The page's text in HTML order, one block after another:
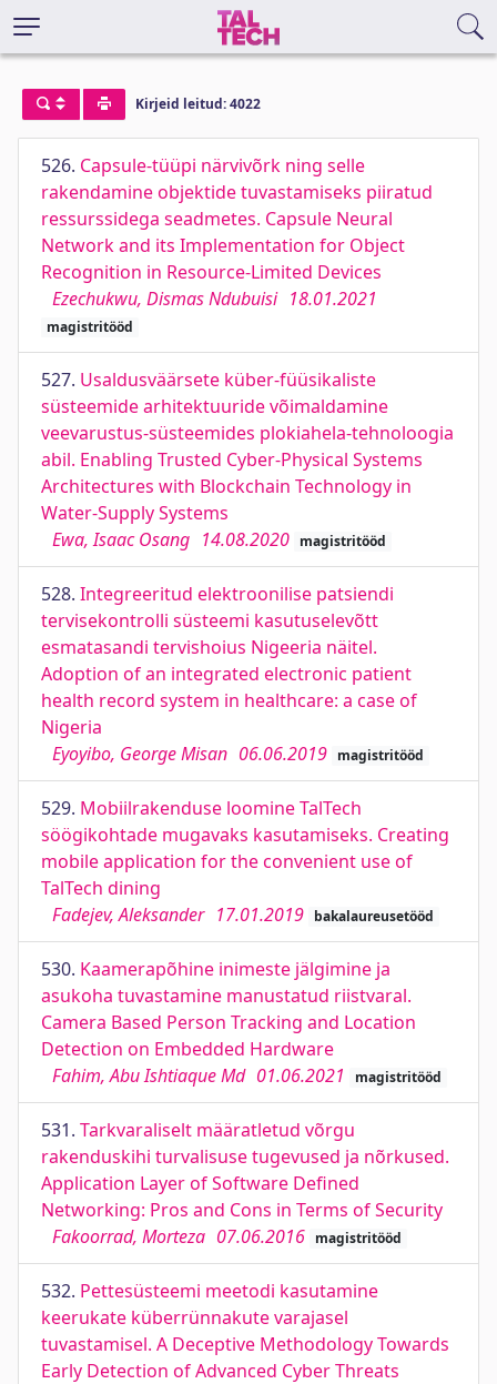
Kirjeid leitud: 4022
526. Capsule-tüüpi närvivõrk ning selle
rakendamine objektide tuvastamiseks piiratud
ressurssidega seadmetes. Capsule Neural
Network and its Implementation for Object
Recognition in Resource-Limited Devices
Ezechukwu, Dismas Ndubuisi 18.01.2021
magistritööd
527. Usaldusväärsete küber-füüsikaliste
süsteemide arhitektuuride võimaldamine
veevarustus-süsteemides plokiahela-tehnoloogia
abil. Enabling Trusted Cyber-Physical Systems
Architectures with Blockchain Technology in
Water-Supply Systems
Ewa, Isaac Osang 14.08.2020 magistritööd
528. Integreeritud elektroonilise patsiendi
tervisekontrolli süsteemi kasutuselevõtt
esmatasandi tervishoius Nigeeria näitel.
Adoption of an integrated electronic patient
health record system in healthcare: a case of
Nigeria
Eyoyibo, George Misan 06.06.2019 magistritööd
529. Mobiilrakenduse loomine TalTech
söögikohtade mugavaks kasutamiseks. Creating
mobile application for the convenient use of
TalTech dining
Fadejev, Aleksander 17.01.2019 bakalaureusetööd
530. Kaamerapõhine inimeste jälgimine ja
asukoha tuvastamine manustatud riistvaral.
Camera Based Person Tracking and Location
Detection on Embedded Hardware
Fahim, Abu Ishtiaque Md 01.06.2021 magistritööd
531. Tarkvaraliselt määratletud võrgu
rakenduskihi turvalisuse tugevused ja nõrkused.
Application Layer of Software Defined
Networking: Pros and Cons in Terms of Security
Fakoorrad, Morteza 07.06.2016 magistritööd
532. Pettesüsteemi meetodi kasutamine
keerukate küberrünnakute varajasel
tuvastamisel. A Deceptive Methodology Towards
Early Detection of Advanced Cyber Threats